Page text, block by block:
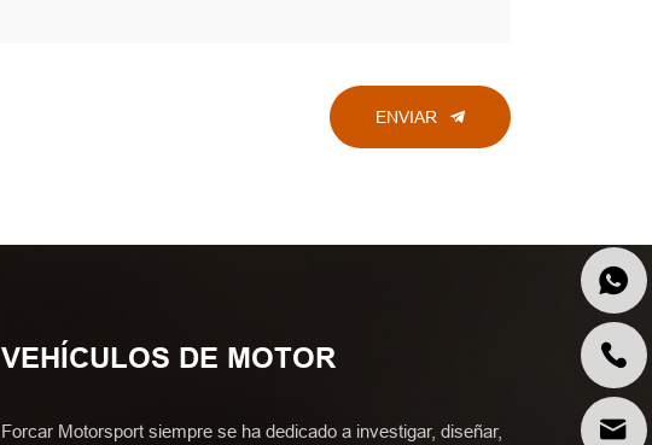
ENVIAR
VEHÍCULOS DE MOTOR
Forcar Motorsport siempre se ha dedicado a investigar, diseñar,